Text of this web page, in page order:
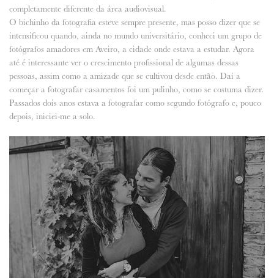
completamente diferente da área audiovisual.
O bichinho da fotografia esteve sempre presente, mas posso dizer que se
intensificou quando, ainda no mundo universitário, conheci um grupo de
fotógrafos amadores em Aveiro, a cidade onde estava a estudar. Agora
até é interessante ver o crescimento profissional de algumas dessas
pessoas, assim como a amizade que se cultivou desde então. Daí a
começar a fotografar casamentos foi um pulinho, como se costuma dizer.
Passados dois anos estava a fotografar como segundo fotógrafo e, pouco
depois, iniciei-me a solo.